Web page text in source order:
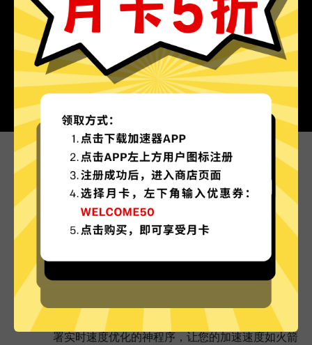
为什么选择魔法上网加速器?
更多服务器地区选择
魔法上网加速器现已拥有超多加速服务器节点，并
魔法上网加速器已为所有魔法上网加速器服务器部
署实时速度优化的神程序，让您的加速速度如火箭